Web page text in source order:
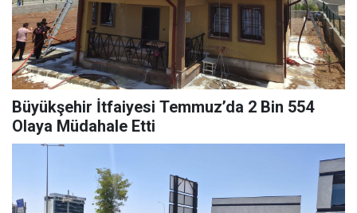
Büyükşehir İtfaiyesi Temmuz’da 2 Bin 554
Olaya Müdahale Etti